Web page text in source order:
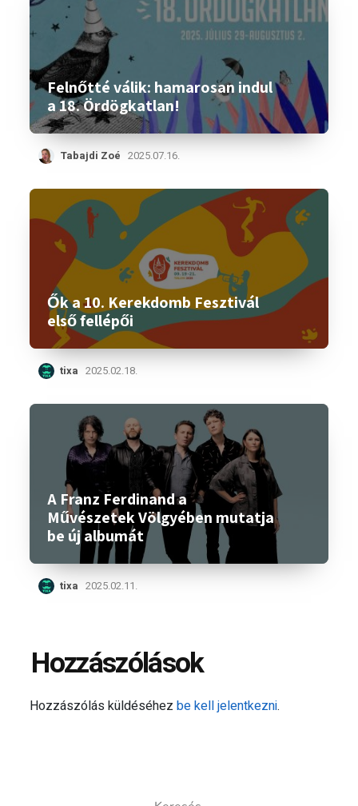
Felnőtté válik: hamarosan indul
a 18. Ördögkatlan!
Tabajdi Zoé 2025.07.16.
Ők a 10. Kerekdomb Fesztivál
első fellépői
tixa 2025.02.18.
A Franz Ferdinand a
Művészetek Völgyében mutatja
be új albumát
tixa 2025.02.11.
Hozzászólások
Hozzászólás küldéséhezbe kell jelentkezni.